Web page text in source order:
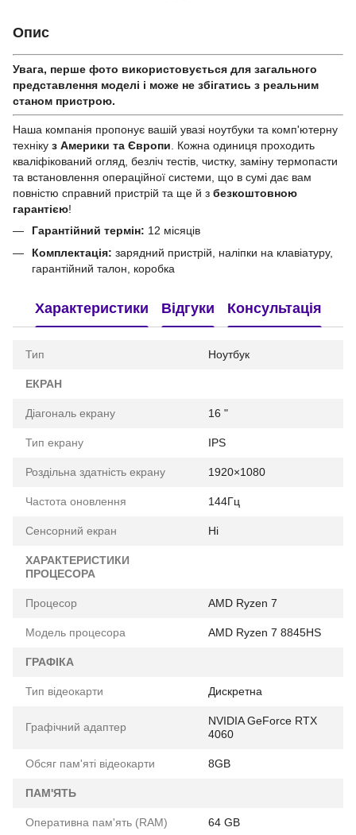
Опис
Увага, перше фото використовується для загального
представлення моделі і може не збігатись з реальним
станом приcтрою.
Наша компанія пропонує вашій увазі ноутбуки та комп'ютерну
техніку з Америки та Європи . Кожна одиниця проходить
кваліфікований огляд, безліч тестів, чистку, заміну термопасти
та встановлення операційної системи, що в сумі дає вам
повністю справний пристрій та ще й з безкоштовною
гарантією!
Гарантійний термін: 12 місяців
Комплектація: зарядний пристрій, наліпки на клавіатуру,
гарантійний талон, коробка
Характеристики Відгуки Консультація
Тип Ноутбук
ЕКРАН
Діагональ екрану 16 "
Тип екрану IPS
Роздільна здатність екрану 1920×1080
Частота оновлення 144Гц
Сенсорний екран Ні
ХАРАКТЕРИСТИКИ
ПРОЦЕСОРА
Процесор AMD Ryzen 7
Модель процесора AMD Ryzen 7 8845HS
ГРАФІКА
Тип відеокарти Дискретна
Графічний адаптер
NVIDIA GeForce RTX
4060
Обсяг пам'яті відеокарти 8GB
ПАМ'ЯТЬ
Оперативна пам'ять (RAM) 64 GB